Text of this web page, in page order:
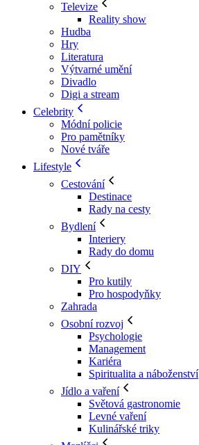
Televize
Reality show
Hudba
Hry
Literatura
Výtvarné umění
Divadlo
Digi a stream
Celebrity
Módní policie
Pro pamětníky
Nové tváře
Lifestyle
Cestování
Destinace
Rady na cesty
Bydlení
Interiery
Rady do domu
DIY
Pro kutily
Pro hospodyňky
Zahrada
Osobní rozvoj
Psychologie
Management
Kariéra
Spiritualita a náboženství
Jídlo a vaření
Světová gastronomie
Levné vaření
Kulinářské triky